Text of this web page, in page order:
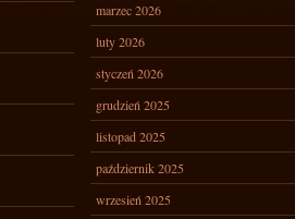
marzec 2026
luty 2026
styczeń 2026
grudzień 2025
listopad 2025
październik 2025
wrzesień 2025